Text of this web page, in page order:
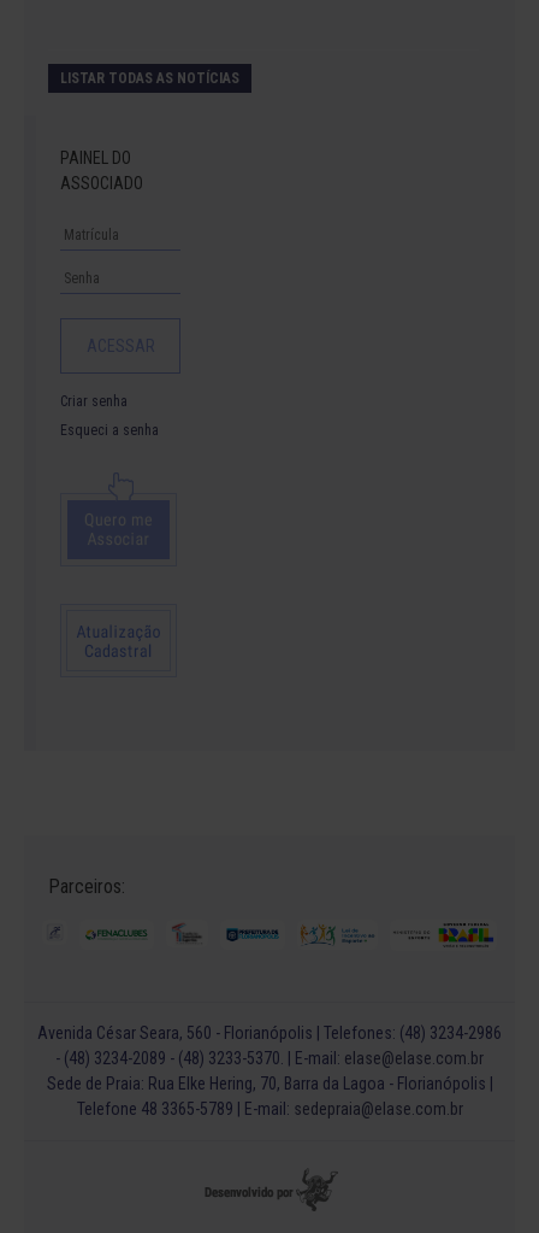
LISTAR TODAS AS NOTÍCIAS
PAINEL DO
ASSOCIADO
Criar senha
Esqueci a senha
Parceiros:
Avenida César Seara, 560 - Florianópolis | Telefones: (48) 3234-2986
- (48) 3234-2089 - (48) 3233-5370. | E-mail: elase@elase.com.br
Sede de Praia: Rua Elke Hering, 70, Barra da Lagoa - Florianópolis |
Telefone 48 3365-5789 | E-mail: sedepraia@elase.com.br